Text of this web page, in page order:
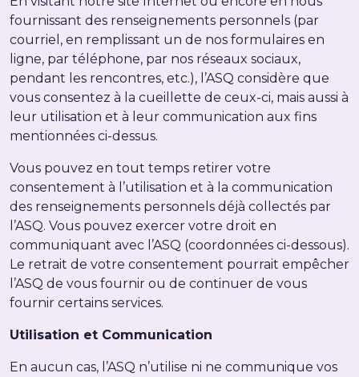
fournissant des renseignements personnels (par
courriel, en remplissant un de nos formulaires en
ligne, par téléphone, par nos réseaux sociaux,
pendant les rencontres, etc.), l’ASQ considère que
vous consentez à la cueillette de ceux-ci, mais aussi à
leur utilisation et à leur communication aux fins
mentionnées ci-dessus.
Vous pouvez en tout temps retirer votre
consentement à l’utilisation et à la communication
des renseignements personnels déjà collectés par
l’ASQ. Vous pouvez exercer votre droit en
communiquant avec l’ASQ (coordonnées ci-dessous).
Le retrait de votre consentement pourrait empêcher
l’ASQ de vous fournir ou de continuer de vous
fournir certains services.
Utilisation et Communication
En aucun cas, l’ASQ n’utilise ni ne communique vos